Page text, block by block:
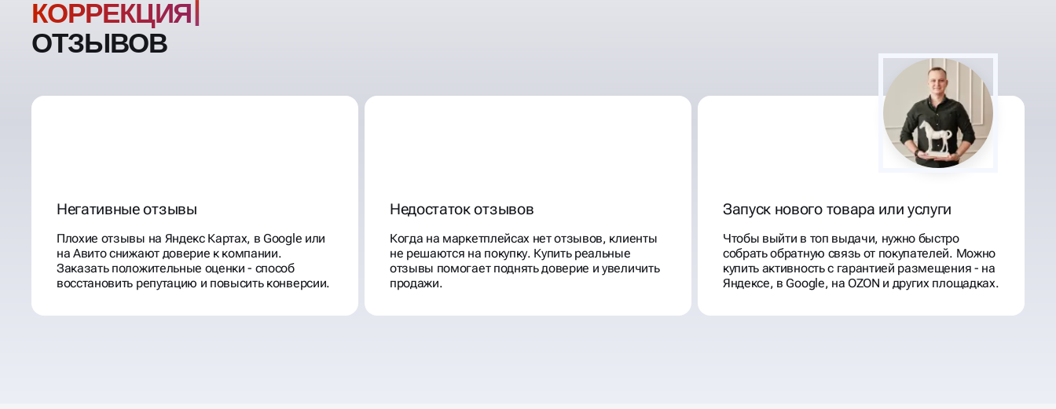
ОТЗЫВОВ
Негативные отзывы
Плохие отзывы на Яндекс Картах, в Google или
на Авито снижают доверие к компании.
Заказать положительные оценки - способ
восстановить репутацию и повысить конверсии.
Недостаток отзывов
Когда на маркетплейсах нет отзывов, клиенты
не решаются на покупку. Купить реальные
отзывы помогает поднять доверие и увеличить
продажи.
Запуск нового товара или услуги
Чтобы выйти в топ выдачи, нужно быстро
собрать обратную связь от покупателей. Можно
купить активность с гарантией размещения - на
Яндексе, в Google, на OZON и других площадках.